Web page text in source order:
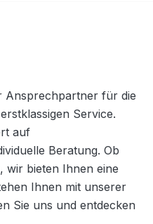
Ansprechpartner für die
Service.
auf
Beratung. Ob
wir bieten Ihnen eine
Ihnen mit unserer
Sie uns und entdecken